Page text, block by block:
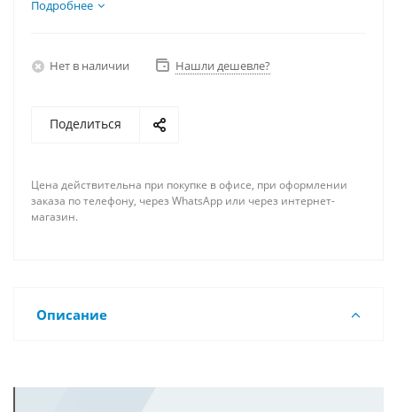
Подробнее
Нет в наличии Нашли дешевле?
Поделиться
Цена действительна при покупке в офисе, при оформлении
заказа по телефону, через WhatsApp или через интернет-
магазин.
Описание